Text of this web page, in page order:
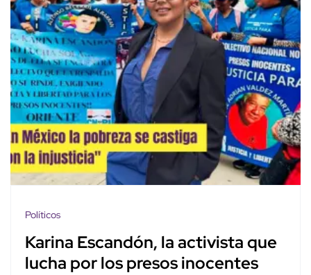
Políticos
Karina Escandón, la activista que
lucha por los presos inocentes